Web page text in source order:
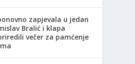
zapjevala u jedan
Bralić i klapa
večer za pamćenje